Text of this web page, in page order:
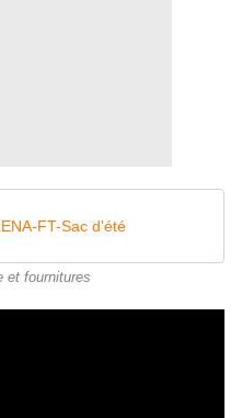
FT-Sac d'été
et fournitures